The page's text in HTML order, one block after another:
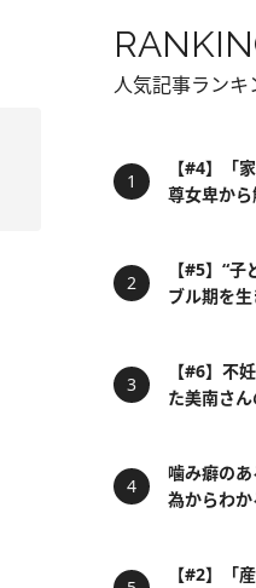
人気記事ランキ
【#4】「
尊女卑か
【#5】“
ブル期を
【#6】不
た美南さ
噛み癖の
為からわ
【#2】「